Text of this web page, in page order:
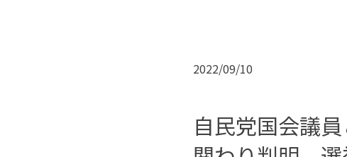
2022/09/10
自民党国会議